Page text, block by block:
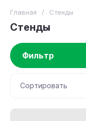
Главная / Стенды
Стенды
Фильтр
Сортировать